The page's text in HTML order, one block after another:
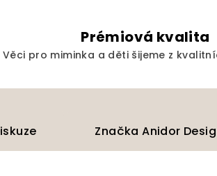
Prémiová kvalita
pro miminka a děti šijeme z
Značka Anidor